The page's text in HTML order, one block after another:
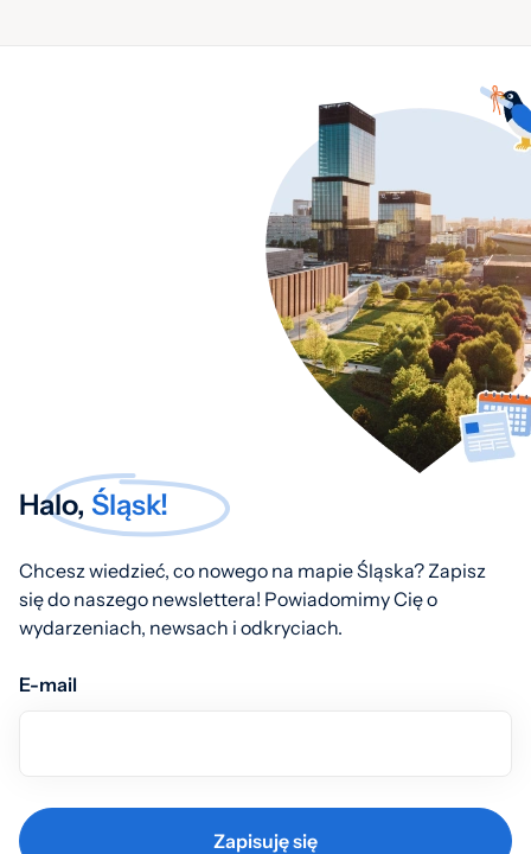
Halo, Śląsk!
Chcesz wiedzieć, co nowego na mapie Śląska? Zapisz
się do naszego newslettera! Powiadomimy Cię o
wydarzeniach, newsach i odkryciach.
E-mail
Zapisuję się